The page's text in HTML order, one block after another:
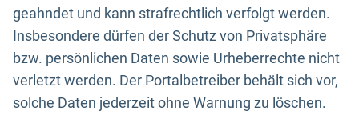
geahndet und kann strafrechtlich verfolgt werden.
Insbesondere dürfen der Schutz von Privatsphäre
bzw. persönlichen Daten sowie Urheberrechte nicht
verletzt werden. Der Portalbetreiber behält sich vor,
solche Daten jederzeit ohne Warnung zu löschen.